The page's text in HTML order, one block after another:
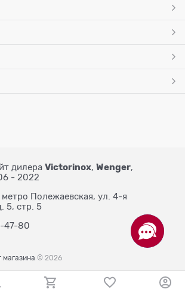
дилера Victorinox, Wenger,
- 2022
метро Полежаевская, ул. 4-я
5, стр. 5
47-80
магазина © 2026